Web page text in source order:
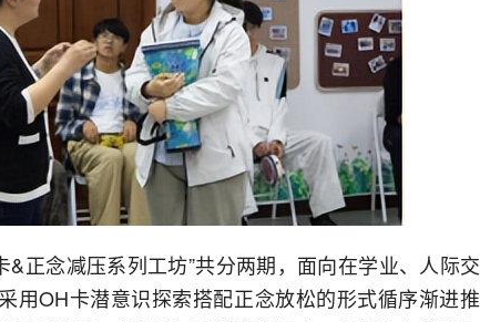
正念减压系列工坊”共分两期，面向在学业、人际交
用OH卡潜意识探索搭配正念放松的形式循序渐进推